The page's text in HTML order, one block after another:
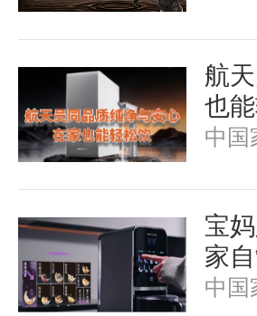
航
也
中国
宝
家
中国